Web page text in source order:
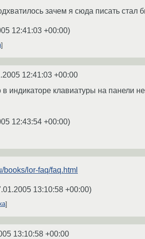
зачем я сюда писать стал
12:41:03 +00:00)
12:41:03 +00:00
в индикаторе клавиатуры на панели
12:43:54 +00:00)
books/lor-faq/faq.html
13:10:58 +00:00)
13:10:58 +00:00